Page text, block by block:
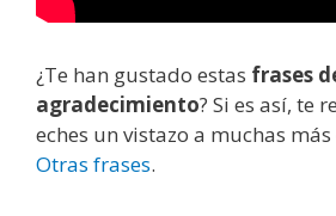
¿Te han gustado estas frases
agradecimiento? Si es así, te
eches un vistazo a muchas
Otras frases.